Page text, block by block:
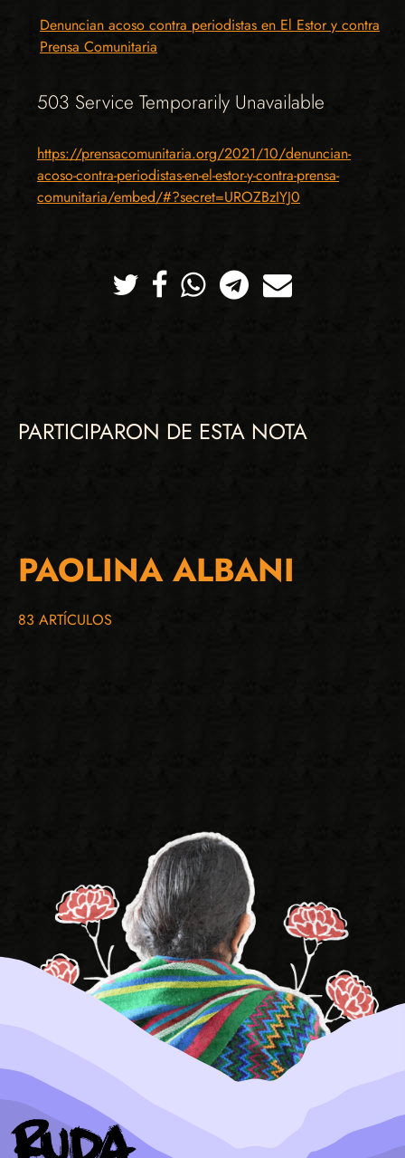
Denuncian acoso contra periodistas en El Estor y contra
Prensa Comunitaria
503 Service Temporarily Unavailable
https://prensacomunitaria.org/2021/10/denuncian-
acoso-contra-periodistas-en-el-estor-y-contra-prensa-
comunitaria/embed/#?secret=UROZBzIYJ0
TwitterFacebookWhatsappTelegramCorreo
PARTICIPARON DE ESTA NOTA
PAOLINA ALBANI
83 ARTÍCULOS